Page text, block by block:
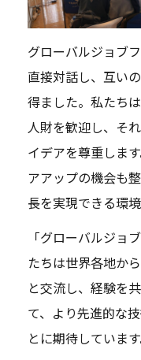
グローバルジョブ
直接対話し、互い
得ました。私たち
人財を歓迎し、そ
イデアを尊重しま
アアップの機会も
長を実現できる環
「グローバルジョ
たちは世界各地か
と交流し、経験を
て、より先進的な
とに期待しています